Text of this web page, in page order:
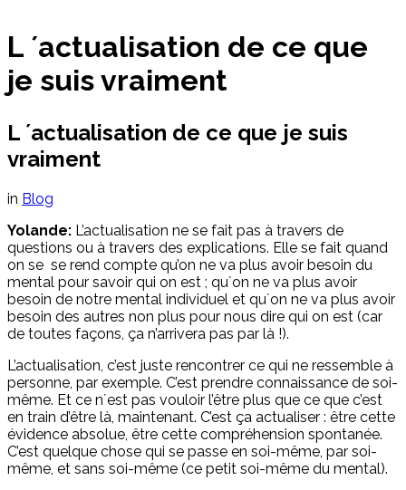
L ´actualisation de ce que
je suis vraiment
L ´actualisation de ce que je suis
vraiment
in Blog
Yolande: L’actualisation ne se fait pas à travers de
questions ou à travers des explications. Elle se fait quand
on se se rend compte qu’on ne va plus avoir besoin du
mental pour savoir qui on est ; qu´on ne va plus avoir
besoin de notre mental individuel et qu´on ne va plus avoir
besoin des autres non plus pour nous dire qui on est (car
de toutes façons, ça n’arrivera pas par là !).
L’actualisation, c’est juste rencontrer ce qui ne ressemble à
personne, par exemple. C’est prendre connaissance de soi-
même. Et ce n´est pas vouloir l’être plus que ce que c’est
en train d’être là, maintenant. C’est ça actualiser : être cette
évidence absolue, être cette compréhension spontanée.
C’est quelque chose qui se passe en soi-même, par soi-
même, et sans soi-même (ce petit soi-même du mental).